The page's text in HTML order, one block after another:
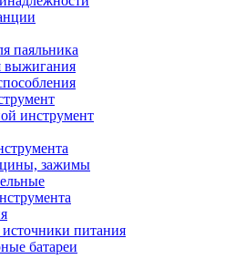
паяльника
выжигания
инструмент
зажимы
питания
батареи